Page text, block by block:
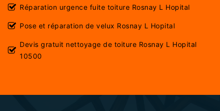
Réparation urgence fuite toiture Rosnay L Hopital
Pose et réparation de velux Rosnay L Hopital
Devis gratuit nettoyage de toiture Rosnay L Hopital
10500